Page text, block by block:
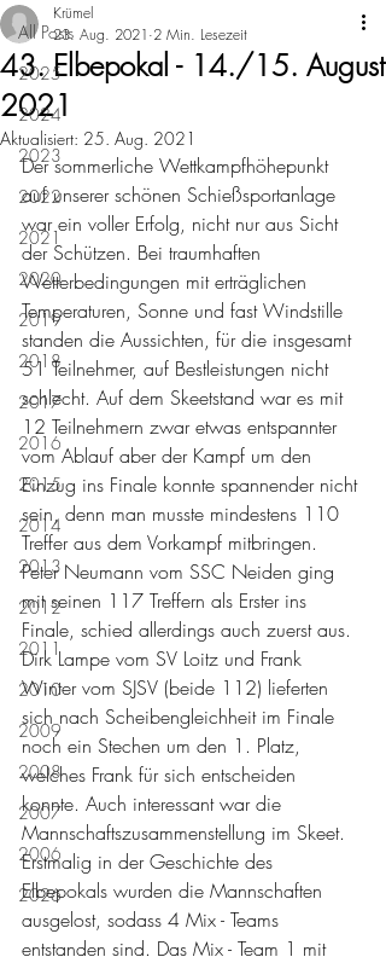
All Posts
2025
2024
2023
2022
2021
2020
2019
2018
2017
2016
2015
2014
2013
2012
2011
2010
2009
2008
2007
2006
2026
43. Elbepokal - 14./15. August
2021
Krümel
23. Aug. 2021 2 Min. Lesezeit
Aktualisiert: 25. Aug. 2021
Der sommerliche Wettkampfhöhepunkt
auf unserer schönen Schießsportanlage
war ein voller Erfolg, nicht nur aus Sicht
der Schützen. Bei traumhaften
Wetterbedingungen mit erträglichen
Temperaturen, Sonne und fast Windstille
standen die Aussichten, für die insgesamt
51 Teilnehmer, auf Bestleistungen nicht
schlecht. Auf dem Skeetstand war es mit
12 Teilnehmern zwar etwas entspannter
vom Ablauf aber der Kampf um den
Einzug ins Finale konnte spannender nicht
sein, denn man musste mindestens 110
Treffer aus dem Vorkampf mitbringen.
Peter Neumann vom SSC Neiden ging
mit seinen 117 Treffern als Erster ins
Finale, schied allerdings auch zuerst aus.
Dirk Lampe vom SV Loitz und Frank
Winter vom SJSV (beide 112) lieferten
sich nach Scheibengleichheit im Finale
noch ein Stechen um den 1. Platz,
welches Frank für sich entscheiden
konnte. Auch interessant war die
Mannschaftszusammenstellung im Skeet.
Erstmalig in der Geschichte des
Elbepokals wurden die Mannschaften
ausgelost, sodass 4 Mix - Teams
entstanden sind. Das Mix - Team 1 mit